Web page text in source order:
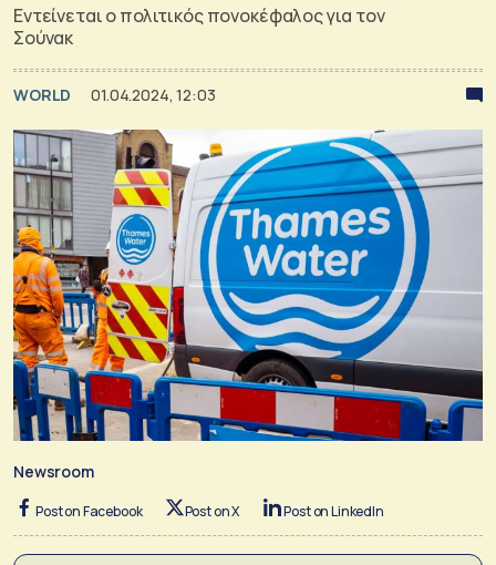
Εντείνεται ο πολιτικός πονοκέφαλος για τον
Σούνακ
WORLD 01.04.2024, 12:03
Newsroom
Post on Facebook Post on X Post on LinkedIn